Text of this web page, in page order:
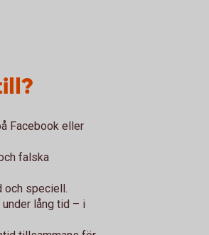
Facebook eller
falska
och speciell.
lång tid – i